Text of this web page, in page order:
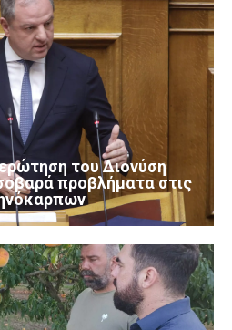
του Διονύση
προβλήματα στις